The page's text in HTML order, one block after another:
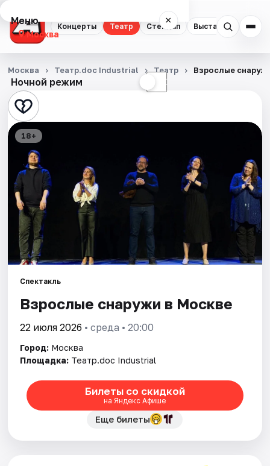
Концерты Театр Стендап Выставки
Меню ×
Москва
Концерты
Театр
Стендап
Выставки
Квесты
Экскурсии
Спорт
События
Города
Площадки
Артисты
Рейтинги
Ночной режим ☾
Москва Театр.doc Industrial Театр Взрослые
18+
Спектакль
Взрослые снаружи в Москве
22 июля 2026 • среда • 20:00
Город: Москва
Площадка: Театр.doc Industrial
Билеты со скидкой
на Яндекс Афише
Еще билеты